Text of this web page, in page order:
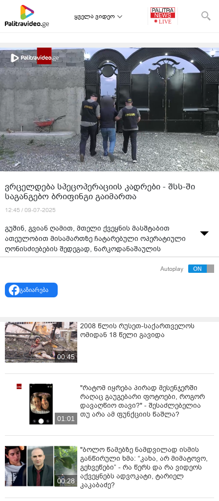
ყველა ვიდეო
ვრცელდება სპეცოპერაციის კადრები - შსს-ში
საგანგებო ბრიფინგი გაიმართა
12:45 / 09-07-2025
გუშინ, გვიან ღამით, მთელი ქვეყნის მასშტაბით
ათეულობით მისამართზე ჩატარებული ოპერატიული
ღონისძიებების შედეგად, ნარკოდანაშაულის
ბრალდებით დავაკავეთ 34 პირი - ამის შესახებ
შინაგან საქმეთა მინისტრმა, გელა გელაძემ დღეს
მისივე თქმით, დაკავებულები არიან საქართველოსა
Autoplay
გაზიარება
00:45
2008 წლის რუსეთ-საქართველოს
ომიდან 18 წელი გავიდა
01:01
"რატომ იყრება პირად მესენჯერში
რაღაც გაუგებარი ფოტოები, როგორ
დავაღწიო თავი?" - შესაძლებელია
თუ არა ამ ფუნქციის წაშლა?
00:28
"ბოლო წამებზე ნამდვილად ისმის
განწირული ხმა: “კახა, არ მიმატოვო,
გეხვეწები” - რა წერს და რა ვიდეოს
აქვეყნებს ადვოკატი, ტარიელ
კაკაბაძე?